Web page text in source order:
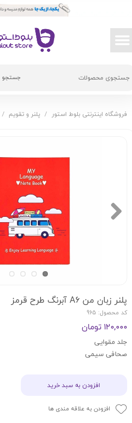
جستجو
حساب کاربری من
تغییر گذر واژه
فروشگاه اینترنتی بلوط استور پلنر و تقویم
پلنر زبان من A6 آبرنگ طرح قرمز
کد محصول: 965
۱۲۰,۰۰۰ تومان
جلد مقوایی
صحافی سیمی
افزودن به سبد خرید
افزودن به علاقه مندی ها